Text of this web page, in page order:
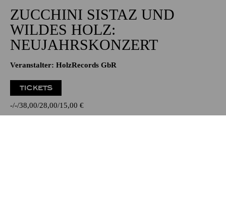
ZUCCHINI SISTAZ UND
WILDES HOLZ:
NEUJAHRSKONZERT
Veranstalter: HolzRecords GbR
TICKETS
- - 38,00 28,00 15,00 €